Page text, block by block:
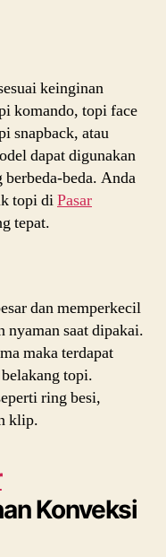
keinginan
komando, topi face
snapback, atau
dapat digunakan
berbeda-beda. Anda
topi diPasar
tepat.
dan memperkecil
nyaman saat dipakai.
maka terdapat
topi.
ring besi,
klip.
Konveksi